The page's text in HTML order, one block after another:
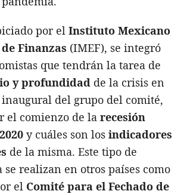
por el Instituto Mexicano
Finanzas (IMEF), se integró
que tendrán la tarea de
y profundidad de la crisis en
inaugural del grupo del comité,
el comienzo de la recesión
y cuáles son los indicadores
de la misma. Este tipo de
realizan en otros países como
el Comité para el Fechado de